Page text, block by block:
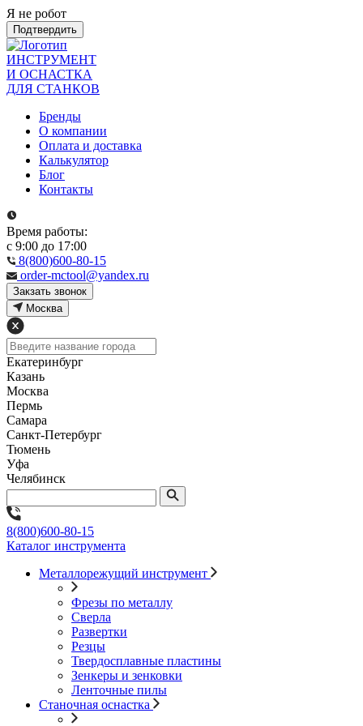
Я не робот
Подтвердить
ИНСТРУМЕНТ
И ОСНАСТКА
ДЛЯ СТАНКОВ
Бренды
О компании
Оплата и доставка
Калькулятор
Блог
Контакты
Время работы:
с 9:00 до 17:00
8(800)600-80-15
order-mctool@yandex.ru
Закзать звонок
Москва
Екатеринбург
Казань
Москва
Пермь
Самара
Санкт-Петербург
Тюмень
Уфа
Челябинск
8(800)600-80-15
Каталог инструмента
Металлорежущий инструмент
Фрезы по металлу
Сверла
Развертки
Резцы
Твердосплавные пластины
Зенкеры и зенковки
Ленточные пилы
Станочная оснастка